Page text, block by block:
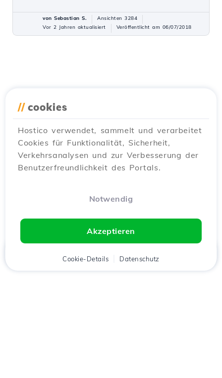
von Sebastian S.
Ansichten 3284
Vor 2 Jahren aktualisiert
Veröffentlicht am 06/07/2018
// cookies
Hostico verwendet, sammelt und verarbeitet
Cookies für Funktionalität, Sicherheit,
Verkehrsanalysen und zur Verbesserung der
Benutzerfreundlichkeit des Portals.
Notwendig
Akzeptieren
Cookie-Details Datenschutz
Kunde Warenkorb Chat